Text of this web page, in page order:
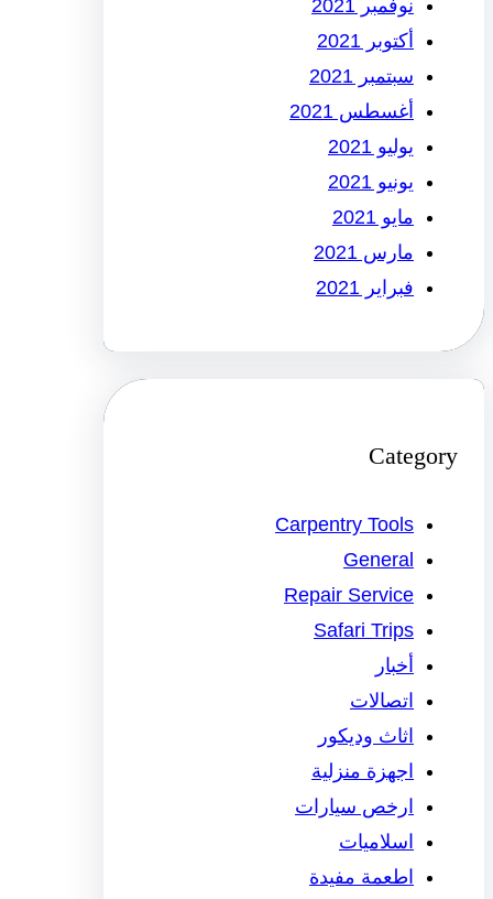
نوفمبر 2021
أكتوبر 2021
سبتمبر 2021
أغسطس 2021
يوليو 2021
يونيو 2021
مايو 2021
مارس 2021
فبراير 2021
Category
Carpentry Tools
General
Repair Service
Safari Trips
أخبار
اتصالات
اثاث وديكور
اجهزة منزلية
ارخص سيارات
اسلاميات
اطعمة مفيدة